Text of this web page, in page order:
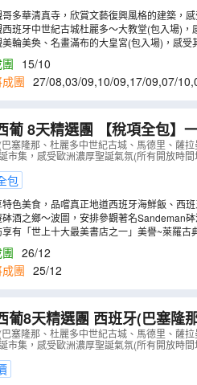
多華清真寺，欣賞文藝復興風格的建築，
班牙中世紀古城杜麗多～大教堂(包入場)，
輪美奐、名畫滿布的大皇宮(包入場)，感受
15/10
團 27/08,03/09,10/09,17/09,07/10,
葡 8天精選團 【稅項全包】
/聖家族大教堂、萊羅古典書
塞隆那、杜麗多中世紀古城、馬德里、薩
市集，感受歐洲濃厚聖誕氣氛(所有開放時
包
色美食，品嚐真正地道西班牙海鮮飯、西
酒之鄉～波圖，安排參觀著名Sandeman
有「世上十大最美書店之一」美譽~萊羅
整片木製書牆及五彩玻璃的天窗，是必影的打
26/12
團 25/12
葡8天精選團 西班牙(巴塞隆
本、波圖)【全包價】（
塞隆那、杜麗多中世紀古城、馬德里、薩
市集，感受歐洲濃厚聖誕氣氛(所有開放時